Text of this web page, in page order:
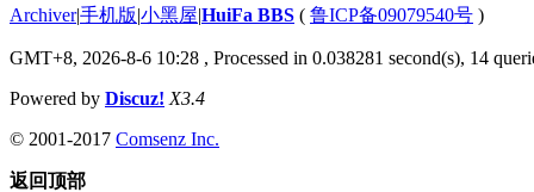
Archiver|手机版|小黑屋|HuiFa BBS ( 鲁ICP备09079540号 )
GMT+8, 2026-8-6 10:28 , Processed in 0.038281 second(s), 14
Powered by Discuz! X3.4
© 2001-2017 Comsenz Inc.
返回顶部